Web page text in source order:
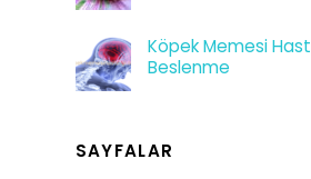
Köpek Memesi
Beslenme
SAYFALAR